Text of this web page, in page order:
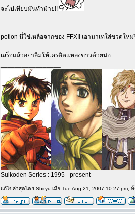
จะไปเทียบมันทำม้าย!!
potion นี่ใช่เหลือจากของ FFXII เอามาเทใส่ขวดให
เสร็จแล้วอย่าลืมให้เครดิตแหล่งข่าวด้วยน่อ
Suikoden Series : 1995 - present
แก้ไขล่าสุดโดย Shiryu เมื่อ Tue Aug 21, 2007 10:27 pm,